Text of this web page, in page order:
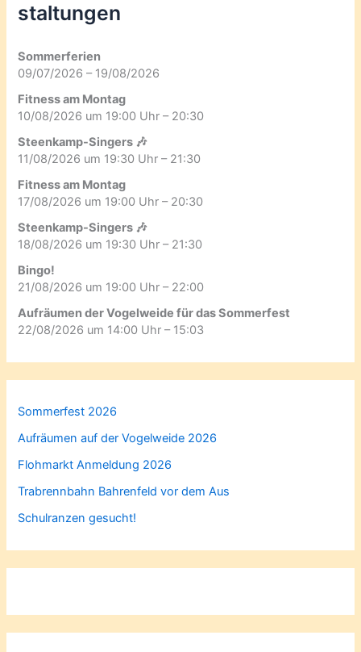
staltungen
Sommerferien
09/07/2026 – 19/08/2026
Fitness am Montag
10/08/2026 um 19:00 Uhr – 20:30
Steenkamp-Singers 🎶
11/08/2026 um 19:30 Uhr – 21:30
Fitness am Montag
17/08/2026 um 19:00 Uhr – 20:30
Steenkamp-Singers 🎶
18/08/2026 um 19:30 Uhr – 21:30
Bingo!
21/08/2026 um 19:00 Uhr – 22:00
Aufräumen der Vogelweide für das Sommerfest
22/08/2026 um 14:00 Uhr – 15:03
Sommerfest 2026
Aufräumen auf der Vogelweide 2026
Flohmarkt Anmeldung 2026
Trabrennbahn Bahrenfeld vor dem Aus
Schulranzen gesucht!